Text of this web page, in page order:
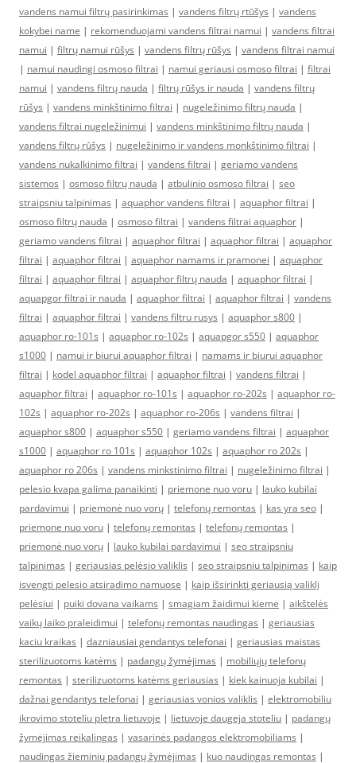
vandens namui filtrų pasirinkimas | vandens filtrų rtūšys | vandens
kokybei name | rekomenduojami vandens filtrai namui | vandens filtrai
namui | filtrų namui rūšys | vandens filtrų rūšys | vandens filtrai namui
| namui naudingi osmoso filtrai | namui geriausi osmoso filtrai | filtrai
namui | vandens filtrų nauda | filtrų rūšys ir nauda | vandens filtrų
rūšys | vandens minkštinimo filtrai | nugeležinimo filtrų nauda |
vandens filtrai nugeležinimui | vandens minkštinimo filtrų nauda |
vandens filtrų rūšys | nugeležinimo ir vandens monkštinimo filtrai |
vandens nukalkinimo filtrai | vandens filtrai | geriamo vandens
sistemos | osmoso filtrų nauda | atbulinio osmoso filtrai | seo
straipsniu talpinimas | aquaphor vandens filtrai | aquaphor filtrai |
osmoso filtrų nauda | osmoso filtrai | vandens filtrai aquaphor |
geriamo vandens filtrai | aquaphor filtrai | aquaphor filtrai | aquaphor
filtrai | aquaphor filtrai | aquaphor namams ir pramonei | aquaphor
filtrai | aquaphor filtrai | aquaphor filtrų nauda | aquaphor filtrai |
aquapgor filtrai ir nauda | aquaphor filtrai | aquaphor filtrai | vandens
filtrai | aquaphor filtrai | vandens filtru rusys | aquaphor s800 |
aquaphor ro-101s | aquaphor ro-102s | aquapgor s550 | aquaphor
s1000 | namui ir biurui aquaphor filtrai | namams ir biurui aquaphor
filtrai | kodel aquaphor filtrai | aquaphor filtrai | vandens filtrai |
aquaphor filtrai | aquaphor ro-101s | aquaphor ro-202s | aquaphor ro-
102s | aquaphor ro-202s | aquaphor ro-206s | vandens filtrai |
aquaphor s800 | aquaphor s550 | geriamo vandens filtrai | aquaphor
s1000 | aquaphor ro 101s | aquaphor 102s | aquaphor ro 202s |
aquaphor ro 206s | vandens minkstinimo filtrai | nugeležinimo filtrai |
pelesio kvapa galima panaikinti | priemone nuo voru | lauko kubilai
pardavimui | priemonė nuo vorų | telefonų remontas | kas yra seo |
priemone nuo voru | telefonų remontas | telefonų remontas |
priemonė nuo vorų | lauko kubilai pardavimui | seo straipsniu
talpinimas | geriausias pelėsio valiklis | seo straipsniu talpinimas | kaip
isvengti pelesio atsiradimo namuose | kaip išsirinkti geriausią valiklį
pelėsiui | puiki dovana vaikams | smagiam žaidimui kieme | aikštelės
vaikų laiko praleidimui | telefonų remontas naudingas | geriausias
kaciu kraikas | dazniausiai gendantys telefonai | geriausias maistas
sterilizuotoms katėms | padangų žymėjimas | mobiliųjų telefonų
remontas | sterilizuotoms katėms geriausias | kiek kainuoja kubilai |
dažnai gendantys telefonai | geriausias vonios valiklis | elektromobiliu
ikrovimo stoteliu pletra lietuvoje | lietuvoje daugeja stoteliu | padangų
žymėjimas reikalingas | vasarinės padangos elektromobiliams |
naudingas žieminių padangų žymėjimas | kuo naudingas remontas |